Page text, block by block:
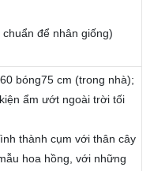
để nhân giống)
bóng75 cm (trong nhà);
ẩm ướt ngoài trời tối
thành cụm với thân cây
hoa hồng, với những